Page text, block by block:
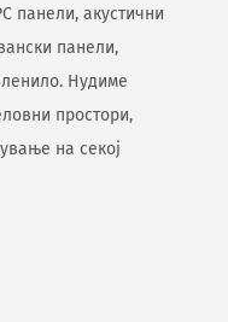
панели, акустични
панели,
Нудиме
простори,
на секој